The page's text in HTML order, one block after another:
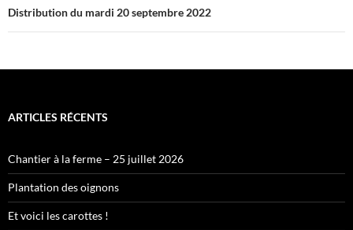
Distribution du mardi 20 septembre 2022
ARTICLES RÉCENTS
Chantier à la ferme – 25 juillet 2026
Plantation des oignons
Et voici les carottes !